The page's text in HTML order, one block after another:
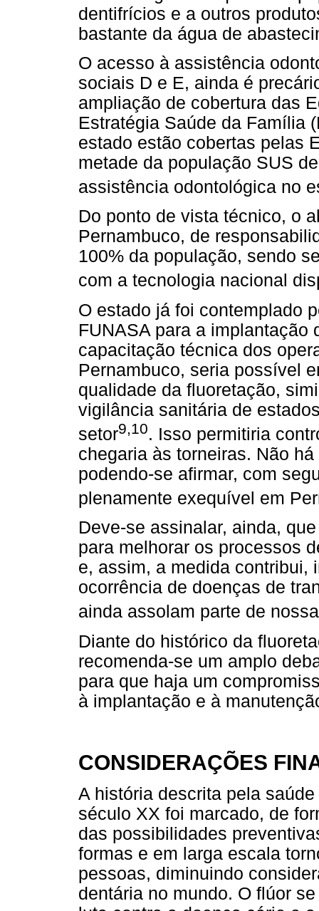
dentifrícios e a outros
bastante da água de
O acesso à assistência
sociais D e E, ainda é
ampliação de cobertura das
Estratégia Saúde da Família
estado estão cobertas pelas
metade da população SUS
assistência odontológica no
Do ponto de vista técnico, o
Pernambuco, de
100% da população, sendo
com a tecnologia nacional
O estado já foi contemplado
FUNASA para a implantação
capacitação técnica dos
Pernambuco, seria possível
qualidade da fluoretação,
vigilância sanitária de
setor9,10. Isso permitiria
chegaria às torneiras. Não
podendo-se afirmar, com
plenamente exequível em
Deve-se assinalar, ainda,
para melhorar os processos
e, assim, a medida contribui,
ocorrência de doenças de
ainda assolam parte de
Diante do histórico da
recomenda-se um amplo
para que haja um
à implantação e à
CONSIDERAÇÕES
A história descrita pela
século XX foi marcado, de
das possibilidades
formas e em larga escala
pessoas, diminuindo
dentária no mundo. O flúor